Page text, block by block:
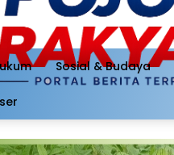
Sosial & Budaya